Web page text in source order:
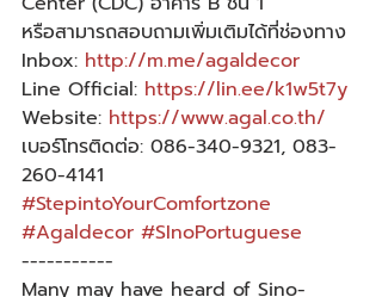
หรือสามารถสอบถามเพิ่มเติมได้ที่ช่องทาง
Inbox: http://m.me/agaldecor
Line Official: https://lin.ee/k1w5t7y
Website: https://www.agal.co.th/
เบอร์โทรติดต่อ: 086-340-9321, 083-
260-4141
#StepintoYourComfortzone
#Agaldecor #SInoPortuguese
-----------
Many may have heard of Sino-